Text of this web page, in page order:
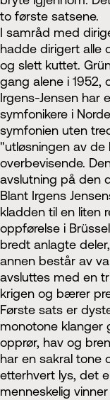
to første satsene.
I samråd med
hadde dirigert alle
og slett kuttet.
gang alene i 1952,
Irgens-Jensen har
symfonikere i
symfonien uten
"utløsningen av
overbevisende.
avslutning på den
Blant Irgens
kladden til en liten
oppførelse i
bredt anlagte
annen består av
avsluttes med en
krigen og bærer
Første sats er
monotone klanger
opprør, hav og
har en sakral tone
etterhvert lys, det
menneskelig